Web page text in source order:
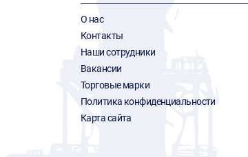
О нас
Контакты
Наши сотрудники
Вакансии
Торговые марки
Политика конфиденциальности
Карта сайта